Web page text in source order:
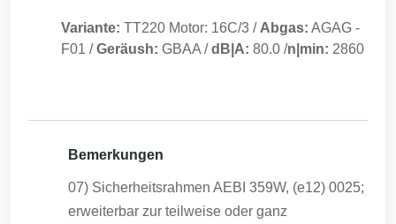
Variante: TT220 Motor: 16C/3 / Abgas: AGAG -
F01 /Geräush: GBAA /dB|A: 80.0 /n|min: 2860
Bemerkungen
07) Sicherheitsrahmen AEBI 359W, (e12) 0025;
erweiterbar zur teilweise oder ganz